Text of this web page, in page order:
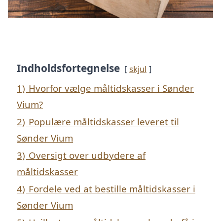
Indholdsfortegnelse skjul
1) Hvorfor vælge måltidskasser i Sønder
Vium?
2) Populære måltidskasser leveret til
Sønder Vium
3) Oversigt over udbydere af
måltidskasser
4) Fordele ved at bestille måltidskasser i
Sønder Vium